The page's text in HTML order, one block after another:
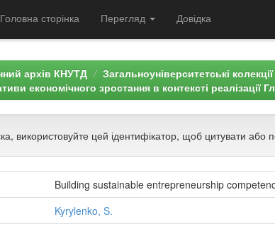
сторінка Перегляд Довідка
архів КНУТД Загальноуніверситетські колекції
економічного зростання в контексті реалізації
використовуйте цей ідентифікатор, щоб цитувати або
Building sustainable entrepreneurship
Kyrylenko, S.